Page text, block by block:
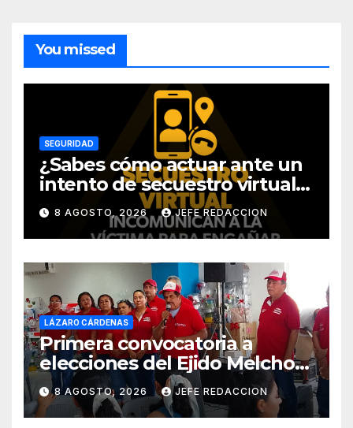
You missed
SEGURIDAD
¿Sabes cómo actuar ante un
intento de secuestro virtual?
La SSP te guía para evitarlo
8 AGOSTO, 2026 JEFE REDACCION
LÁZARO CÁRDENAS
Primera convocatoria a
elecciones del Ejido Melchor
Ocampo en Lázaro Cárdenas
el domingo
8 AGOSTO, 2026 JEFE REDACCION